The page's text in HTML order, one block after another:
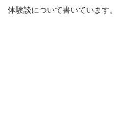
体験談について書いています。